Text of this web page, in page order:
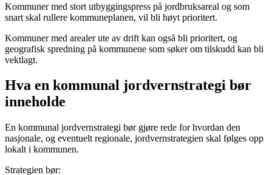
Kommuner med stort utbyggingspress på jordbruksareal og som
snart skal rullere kommuneplanen, vil bli høyt prioritert.
Kommuner med arealer ute av drift kan også bli prioritert, og
geografisk spredning på kommunene som søker om tilskudd kan bli
vektlagt.
Hva en kommunal jordvernstrategi bør
inneholde
En kommunal jordvernstrategi bør gjøre rede for hvordan den
nasjonale, og eventuelt regionale, jordvernstrategien skal følges opp
lokalt i kommunen.
Strategien bør: